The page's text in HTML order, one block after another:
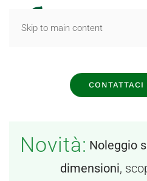
Skip to main content
CONTATTACI
Novità: Noleggio
dimensioni,